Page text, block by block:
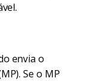
envia o
Se o MP